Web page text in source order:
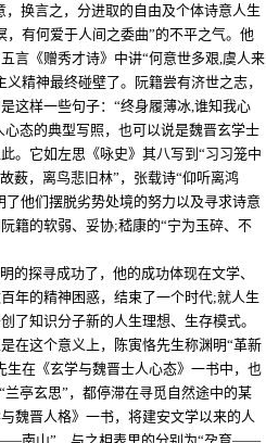
换言之，分进取的自由及个体诗意人生
有何爱于人间之委曲”的不平之气。他
言《赠秀才诗》中讲“何意世多艰,虞人来
精神最终碰壁了。阮籍尝有济世之志，
这样一些句子：“终身履薄冰,谁知我心
态的典型写照，也可以说是魏晋玄学士
。它如左思《咏史》其八写到“习习笼中
薮，离鸟悲旧林”，张载诗“仰听离鸿
了他们摆脱劣势处境的努力以及寻求诗意
籍的软弱、妥协;嵇康的“宁为玉碎、不
的探寻成功了，他的成功体现在文学、
年的精神困惑，结束了一个时代;就人生
了知识分子新的人生理想、生存模式。
在这个意义上，陈寅恪先生称渊明“革新
生在《玄学与魏晋士人心态》一书中，也
亭玄思”，都停滞在寻觅自然途中的某
魏晋人格》一书，将建安文学以来的人